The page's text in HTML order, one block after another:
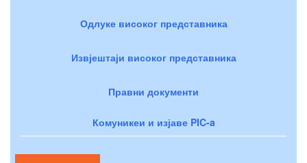
Одлуке високог представника
Извјештаји високог представника
Правни документи
Комуникеи и изјаве PIC-a